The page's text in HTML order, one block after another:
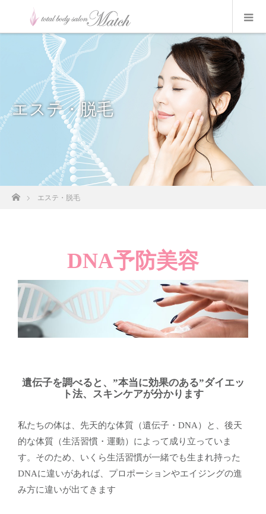
エステ・脱毛
エステ・脱毛
DNA予防美容
遺伝子を調べると、”本当に効果のある”ダイエッ
ト法、スキンケアが分かります
私たちの体は、先天的な体質（遺伝子・DNA）と、後天
的な体質（生活習慣・運動）によって成り立っていま
す。そのため、いくら生活習慣が一緒でも生まれ持った
DNAに違いがあれば、プロポーションやエイジングの進
み方に違いが出てきます